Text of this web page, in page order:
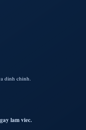
dinh chinh.
lam viec.